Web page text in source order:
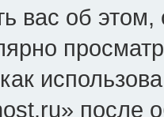
вас об
после